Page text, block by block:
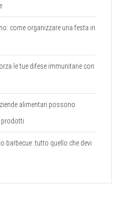
come organizzare una festa in
le tue difese immunitarie con
alimentari possono
prodotti
barbecue: tutto quello che devi